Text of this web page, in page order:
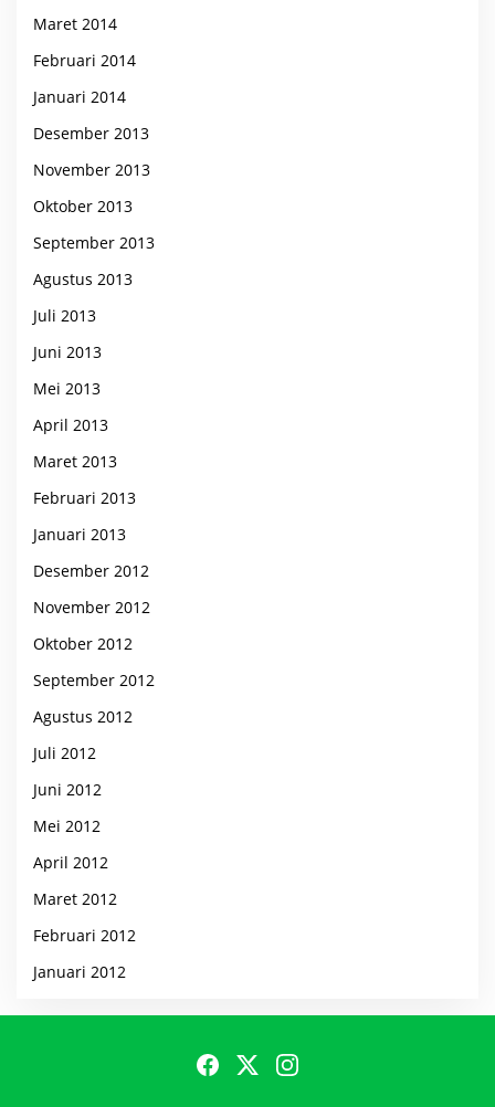
Maret 2014
Februari 2014
Januari 2014
Desember 2013
November 2013
Oktober 2013
September 2013
Agustus 2013
Juli 2013
Juni 2013
Mei 2013
April 2013
Maret 2013
Februari 2013
Januari 2013
Desember 2012
November 2012
Oktober 2012
September 2012
Agustus 2012
Juli 2012
Juni 2012
Mei 2012
April 2012
Maret 2012
Februari 2012
Januari 2012